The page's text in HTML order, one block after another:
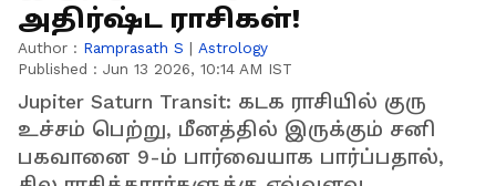
அதிர்ஷ்ட ராசிகள்!
Author : Ramprasath S | Astrology
Published : Jun 13 2026, 10:14 AM IST
Jupiter Saturn Transit: கடக ராசியில் குரு
உச்சம் பெற்று, மீனத்தில் இருக்கும் சனி
பகவானை 9-ம் பார்வையாக பார்ப்பதால்,